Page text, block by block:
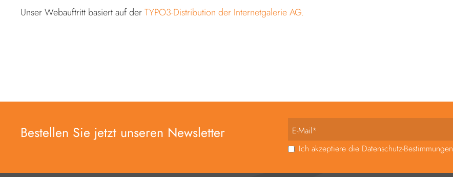
Unser Webauftritt basiert auf derTYPO3-Distribution der Internetgalerie AG.
Bestellen Sie jetzt unseren Newsletter
E-Mail*
Ich akzeptiere die Datenschutz-Bestimmungen